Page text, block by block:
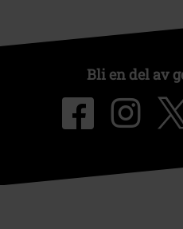
Bli en del av